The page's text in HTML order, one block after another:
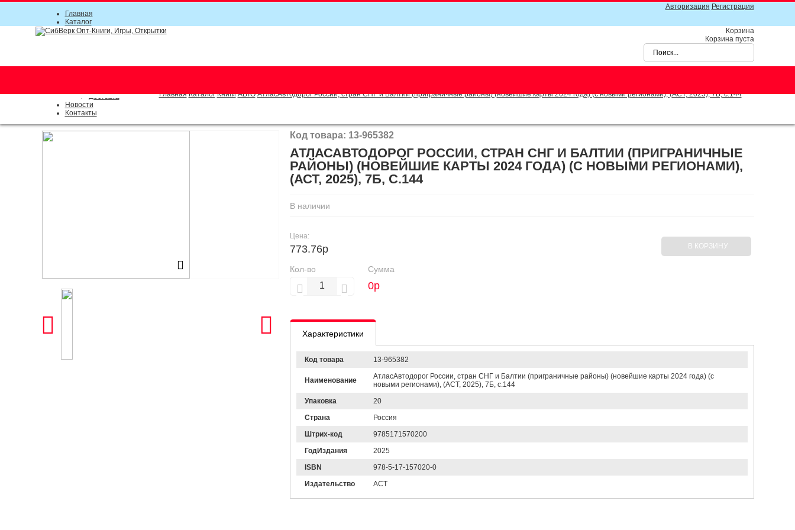
Авторизация Регистрация
Главная
Каталог
Прайс-листы
Доставка
Новости
Контакты
Корзина
Корзина пуста
Главная Каталог Книги АВТО АтласАвтодорог России, стран СНГ и Балтии (приграничные районы) (новейшие карты 2024 года) (с новыми регионами), (АСТ, 2025), 7Б, c.144
Код товара: 13-965382
АТЛАСАВТОДОРОГ РОССИИ, СТРАН СНГ И БАЛТИИ (ПРИГРАНИЧНЫЕ
РАЙОНЫ) (НОВЕЙШИЕ КАРТЫ 2024 ГОДА) (С НОВЫМИ РЕГИОНАМИ),
(АСТ, 2025), 7Б, C.144
В наличии
Цена:
773.76р
Кол-во Сумма
0р
В КОРЗИНУ
Характеристики
Код товара 13-965382
Наименование
АтласАвтодорог России, стран СНГ и Балтии (приграничные районы) (новейшие карты 2024 года) (с
новыми регионами), (АСТ, 2025), 7Б, c.144
Упаковка
20
Страна
Россия
Штрих-код
9785171570200
ГодИздания
2025
ISBN
978-5-17-157020-0
Издательство
АСТ